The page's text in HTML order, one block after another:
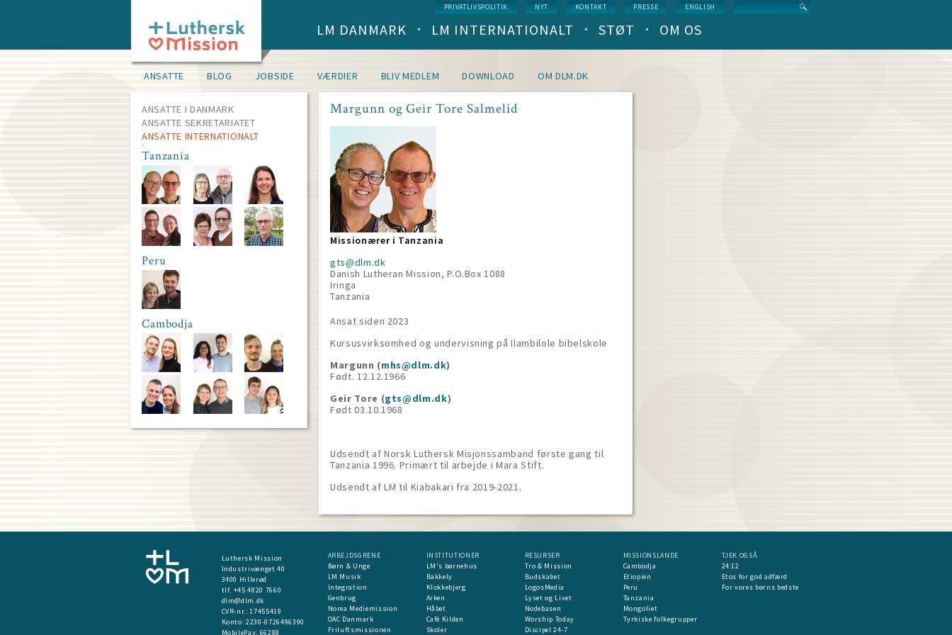
Service
menu
PRIVATLIVSPOLITIK NYT KONTAKT PRESSE ENGLISH
Main
(level
LM DANMARK LM INTERNATIONALT STØT OM OS
Idevels
menu
about
us
ANSATTE BLOG JOBSIDE VÆRDIER BLIV MEDLEM DOWNLOAD OM DLM.DK
ANSATTE I DANMARK
ANSATTE SEKRETARIATET
ANSATTE INTERNATIONALT
Tanzania
Peru
Cambodja
Margunn og Geir Tore Salmelid
Missionærer i Tanzania
gts@dlm.dk
Danish Lutheran Mission, P.O.Box 1088
Iringa
Tanzania
Ansat siden 2023
Kursusvirksomhed og undervisning på Ilambilole bibelskole
Margunn (mhs@dlm.dk)
Født. 12.12.1966
Geir Tore (gts@dlm.dk)
Født 03.10.1968
Udsendt af Norsk Luthersk Misjonssamband første gang til
Tanzania 1996. Primært til arbejde i Mara Stift.
Udsendt af LM til Kiabakari fra 2019-2021.
Luthersk Mission
Industrivænget 40
3400 Hillerød
tlf. +45 4820 7660
dlm@dlm.dk
CVR-nr.: 17455419
​Konto:2230-0726496390
MobilePay: 66288
ARBEJDSGRENE
Børn & Unge
LM Musik
Integration
Genbrug
Norea Mediemission
OAC Danmark
Friluftsmissionen
INSTITUTIONER
LM's børnehus
Bakkely
Klokkebjerg
Arken
Håbet
Café Kilden
Skoler
RESURSER
Tro & Mission
Budskabet
LogosMedia
Lyset og Livet
Nodebasen
Worship Today
Discipel 24-7
MISSIONSLANDE
Cambodja
Etiopien
Peru
Tanzania
Mongoliet
Tyrkiske folkegrupper
TJEK OGSÅ
24:12
Etos for god adfærd
For vores børns bedste